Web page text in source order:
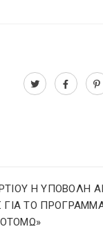
Η ΥΠΟΒΟΛΗ
ΤΟ